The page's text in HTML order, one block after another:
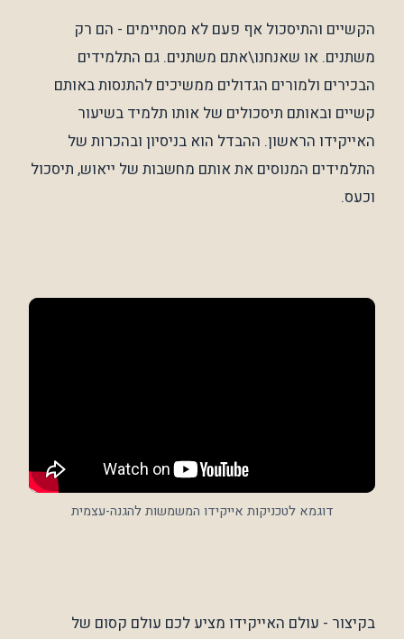
הקשיים והתיסכול אף פעם לא מסתיימים - הם רק
משתנים. או שאנחנו\אתם משתנים. גם התלמידים
הבכירים ולמורים הגדולים ממשיכים להתנסות באותם
קשיים ובאותם תיסכולים של אותו תלמיד בשיעור
האייקידו הראשון. ההבדל הוא בניסיון ובהכרות של
התלמידים המנוסים את אותם מחשבות של ייאוש, תיסכול
וכעס.
דוגמא לטכניקות אייקידו המשמשות להגנה-עצמית
בקיצור - עולם האייקידו מציע לכם עולם קסום של